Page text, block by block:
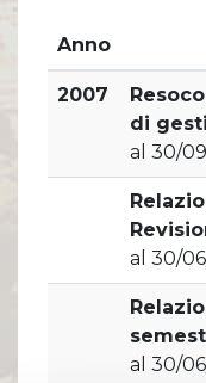
ETHICS OFFICE
Anno
2007
di
al 30/
al 30/
al 30/